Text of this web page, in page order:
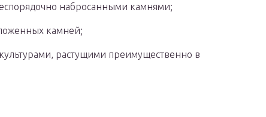
набросанными камнями;
камней;
растущими преимущественно в